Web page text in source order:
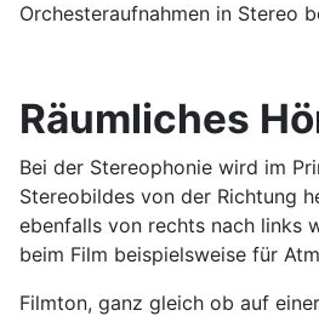
Orchesteraufnahmen in Stereo
Räumliches
Bei der Stereophonie wird im
Stereobildes von der Richtung
ebenfalls von rechts nach links
beim Film beispielsweise für
Filmton, ganz gleich ob auf